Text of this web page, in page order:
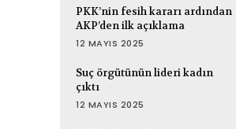
PKK’nin fesih kararı ardından
AKP’den ilk açıklama
12 MAYIS 2025
Suç örgütünün lideri kadın
çıktı
12 MAYIS 2025